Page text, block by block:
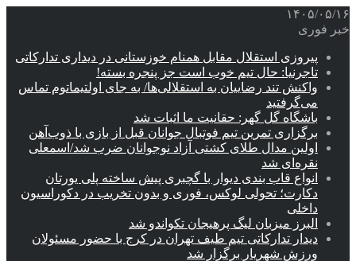
۱۴۰۵/۰۵/۱۶
خبر فوری
پیروزی استقلال مقابل همنام خوزستانی در دیداری تدارکاتی
تاجرنیا: حال تیم خوب است جز پنجره بسته!
واکنش تند رضاییان به استقلالی‌ها/ به جای اولتیماتوم تماس
می‌گرفتید
باشگاه گل گهر: حقانیت ما اثبات شد
برگزاری تمرین تیم فوتبال جوانان قبل از بازی با ذوب‌آهن
اولین مدال طلای کشتی آزاد نوجوانان ضرب شد/اسمعلی
نقره‌ای شد
انواع قاب بندی دیوار با گچبری پیش ساخته پلی یورتان
دکارت؛ تحولی لوکس، فوری و بدون تخریب در دکوراسیون
داخلی
البرز میزبان لیگ پرهیجان تکواندو شد
دیدار تدارکاتی تیم طیف تهران در کرج با حضور مسئولان
ورزش شهریار برگزار شد